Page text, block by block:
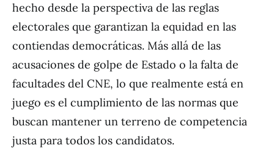
hecho desde la perspectiva de las reglas
electorales que garantizan la equidad en las
contiendas democráticas. Más allá de las
acusaciones de golpe de Estado o la falta de
facultades del CNE, lo que realmente está en
juego es el cumplimiento de las normas que
buscan mantener un terreno de competencia
justa para todos los candidatos.